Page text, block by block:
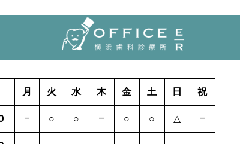
月 火 水 木 金 土 日
祝
– ○ ○ – ○ ○ △
–